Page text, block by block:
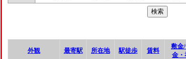
外観 最寄駅 所在地 駅徒歩 賃料
敷金
金・